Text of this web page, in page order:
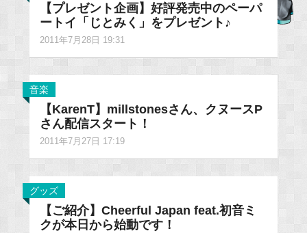
【プレゼント企画】好評発売中のペーパ
ートイ「じとみく」をプレゼント♪
2011年7月28日 19:31
音楽
【KarenT】millstonesさん、クヌースP
さん配信スタート！
2011年7月27日 17:19
グッズ
【ご紹介】Cheerful Japan feat.初音ミ
クが本日から始動です！